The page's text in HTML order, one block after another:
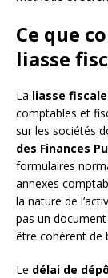
Ce que
liasse
La liasse fiscale
comptables et
sur les sociétés
des Finances
formulaires
annexes
la nature de
pas un
être cohérent de
Le délai de